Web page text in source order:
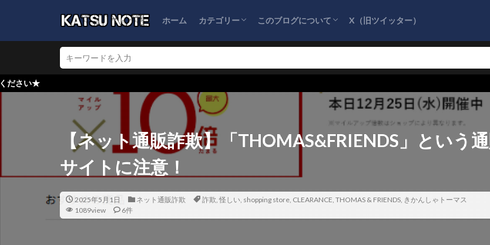
ホーム カテゴリー
ブログ運営
ネット通販詐欺
怪しい会社情報
このブログについて
サイトマップ
プライバシーポリシー
お問い合わせ
『詐欺情報をまとめるブログ』を応援してく
ださい！
X（旧ツイッター）
【ネット通販詐欺】「THOMAS&FRIENDS」という
サイトに注意！
2025年5月1日 ネット通販詐欺 詐欺, 怪しい, shopping store, CLEARANCE, THOMAS & FRIENDS, きかんしゃトーマス
1089view
6件